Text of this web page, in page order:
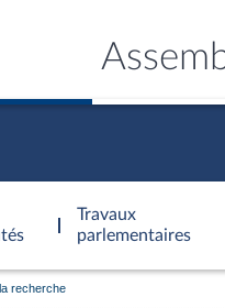
Travaux
parlementaires
recherche